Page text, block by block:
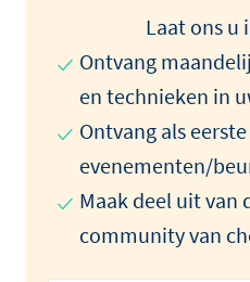
Laat ons u
Ontvang
en technieken in
Ontvang als
evenementen/
Maak deel uit van
community van